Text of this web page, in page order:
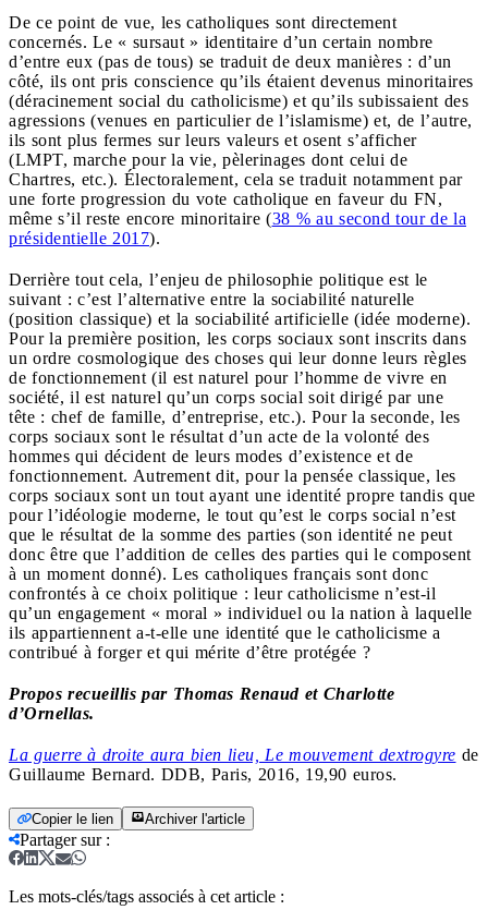
De ce point de vue, les catholiques sont directement
concernés. Le « sursaut » identitaire d’un certain nombre
d’entre eux (pas de tous) se traduit de deux manières : d’un
côté, ils ont pris conscience qu’ils étaient devenus minoritaires
(déracinement social du catholicisme) et qu’ils subissaient des
agressions (venues en particulier de l’islamisme) et, de l’autre,
ils sont plus fermes sur leurs valeurs et osent s’afficher
(LMPT, marche pour la vie, pèlerinages dont celui de
Chartres, etc.). Électoralement, cela se traduit notamment par
une forte progression du vote catholique en faveur du FN,
même s’il reste encore minoritaire (38 % au second tour de la
présidentielle 2017).
Derrière tout cela, l’enjeu de philosophie politique est le
suivant : c’est l’alternative entre la sociabilité naturelle
(position classique) et la sociabilité artificielle (idée moderne).
Pour la première position, les corps sociaux sont inscrits dans
un ordre cosmologique des choses qui leur donne leurs règles
de fonctionnement (il est naturel pour l’homme de vivre en
société, il est naturel qu’un corps social soit dirigé par une
tête : chef de famille, d’entreprise, etc.). Pour la seconde, les
corps sociaux sont le résultat d’un acte de la volonté des
hommes qui décident de leurs modes d’existence et de
fonctionnement. Autrement dit, pour la pensée classique, les
corps sociaux sont un tout ayant une identité propre tandis que
pour l’idéologie moderne, le tout qu’est le corps social n’est
que le résultat de la somme des parties (son identité ne peut
donc être que l’addition de celles des parties qui le composent
à un moment donné). Les catholiques français sont donc
confrontés à ce choix politique : leur catholicisme n’est-il
qu’un engagement « moral » individuel ou la nation à laquelle
ils appartiennent a-t-elle une identité que le catholicisme a
contribué à forger et qui mérite d’être protégée ?
Propos recueillis par Thomas Renaud et Charlotte
d’Ornellas.
La guerre à droite aura bien lieu, Le mouvement dextrogyre de
Guillaume Bernard. DDB, Paris, 2016, 19,90 euros.
Copier le lien Archiver l'article
Partager sur:
Les mots-clés/tags associés à cet article :